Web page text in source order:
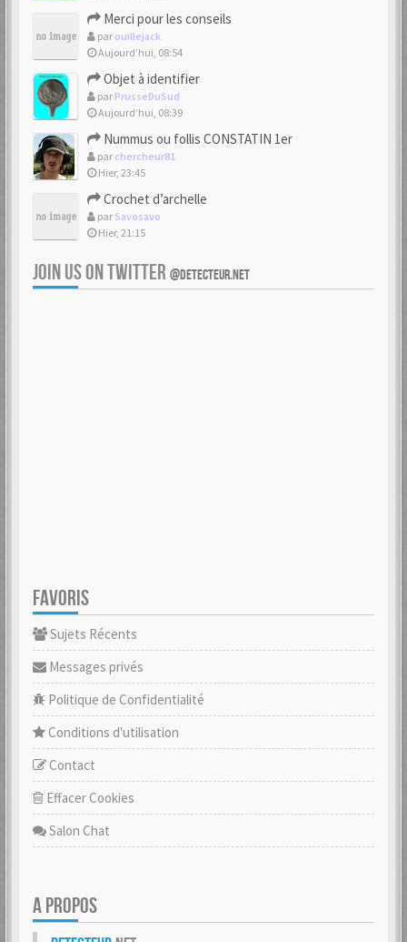
Merci pour les conseils
par ouillejack
Aujourd’hui, 08:54
Objet à identifier
par PrusseDuSud
Aujourd’hui, 08:39
Nummus ou follis CONSTATIN 1er
par chercheur81
Hier, 23:45
Crochet d’archelle
par Savosavo
Hier, 21:15
JOIN US ON TWITTER @DETECTEUR.NET
FAVORIS
Sujets Récents
Messages privés
Politique de Confidentialité
Conditions d'utilisation
Contact
Effacer Cookies
Salon Chat
A PROPOS